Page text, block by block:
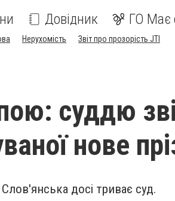
Довідник ГО Має
Нерухомість Звіт про прозорість JTI
суддю
нове
досі триває суд.